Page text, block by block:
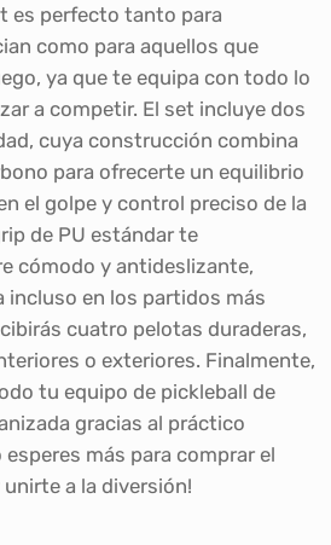
es perfecto tanto para
como para aquellos que
ya que te equipa con todo lo
a competir. El set incluye dos
cuya construcción combina
para ofrecerte un equilibrio
el golpe y control preciso de la
de PU estándar te
cómodo y antideslizante,
incluso en los partidos más
cuatro pelotas duraderas,
o exteriores. Finalmente,
tu equipo de pickleball de
gracias al práctico
más para comprar el
a la diversión!